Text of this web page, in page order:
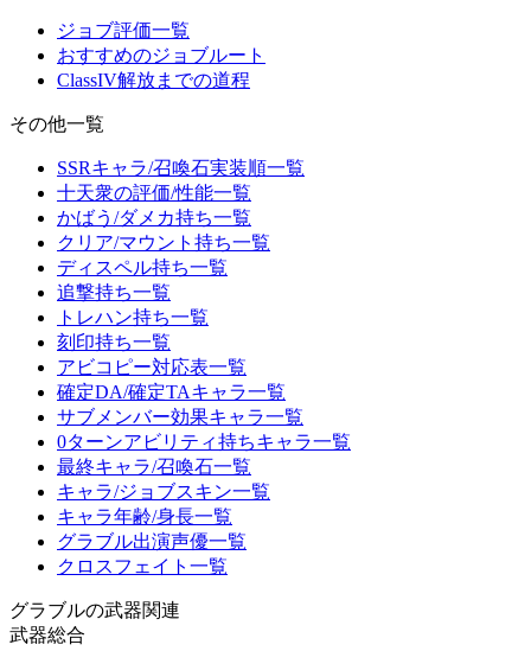
ジョブ評価一覧
おすすめのジョブルート
ClassIV解放までの道程
その他一覧
SSRキャラ/召喚石実装順一覧
十天衆の評価/性能一覧
かばう/ダメカ持ち一覧
クリア/マウント持ち一覧
ディスペル持ち一覧
追撃持ち一覧
トレハン持ち一覧
刻印持ち一覧
アビコピー対応表一覧
確定DA/確定TAキャラ一覧
サブメンバー効果キャラ一覧
0ターンアビリティ持ちキャラ一覧
最終キャラ/召喚石一覧
キャラ/ジョブスキン一覧
キャラ年齢/身長一覧
グラブル出演声優一覧
クロスフェイト一覧
グラブルの武器関連
武器総合